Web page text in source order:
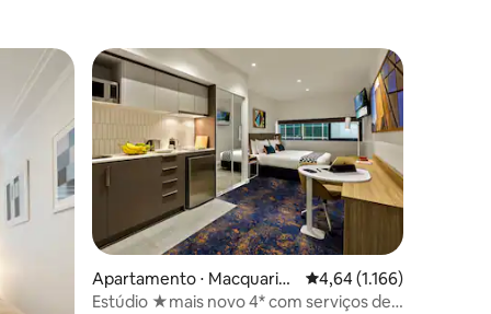
Apartamento ⋅ Macquarie
Park
4,64 de uma avaliação
4,64 (1.166)
Estúdio ★mais novo 4* com serviços de